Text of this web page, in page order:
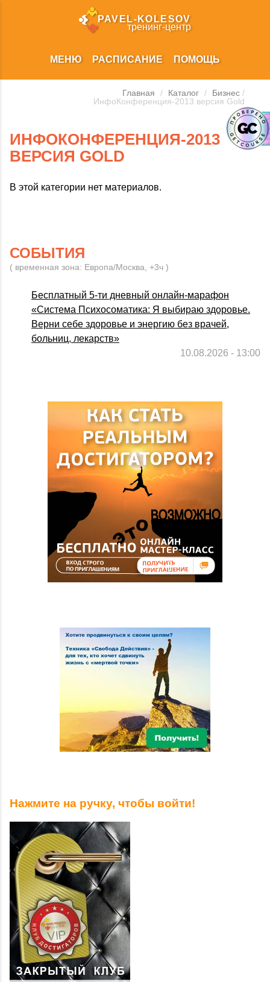
PAVEL‑KOLESOV
тренинг‑центр
МЕНЮ РАСПИСАНИЕ ПОМОЩЬ
Главная / Каталог / Бизнес /
ИнфоКонференция-2013 версия Gold
ИНФОКОНФЕРЕНЦИЯ-2013
ВЕРСИЯ GOLD
В этой категории нет материалов.
СОБЫТИЯ
( временная зона: Европа/Москва, +3ч )
Бесплатный 5-ти дневный онлайн-марафон
«Система Психосоматика: Я выбираю здоровье.
Верни себе здоровье и энергию без врачей,
больниц, лекарств»
10.08.2026 - 13:00
Нажмите на ручку, чтобы войти!